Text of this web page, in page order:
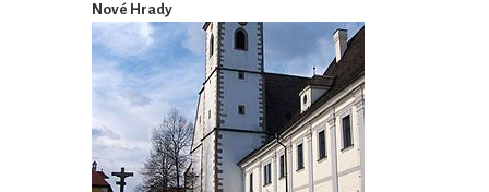
Nové Hrady